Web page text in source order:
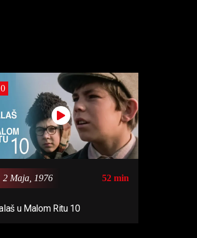
2 Maja, 1976 52 min
u Malom Ritu 10